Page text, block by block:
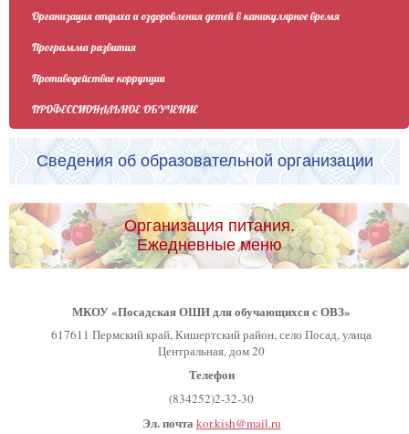
Организация отдыха и оздоровления детей в каникулярное время
Программа развития
Противодействие коррупции
ПРОФЕССИОНАЛЬНОЕ ОБУЧЕНИЕ
Сведения об образовательной организации
Организация питания.
Ежедневные меню
МКОУ «Посадская ОШИ для обучающихся с ОВЗ»
617611 Пермский край, Кишертский район, село Посад, улица
Центральная, дом 20
Телефон
(834252)2-32-30
Эл. почта kor.kish@mail.ru